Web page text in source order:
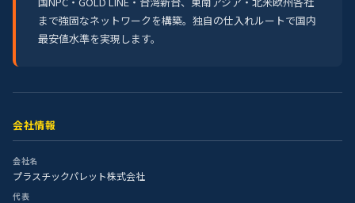
まで強固なネットワークを構築。独自の仕入れルートで国内
最安値水準を実現します。
会社情報
会社名
プラスチックパレット株式会社
代表